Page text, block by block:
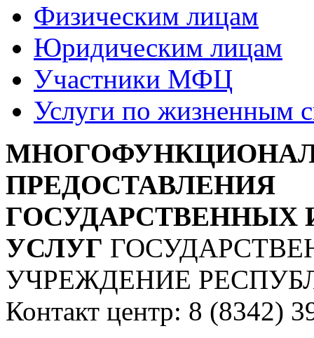
Физическим лицам
Юридическим лицам
Участники МФЦ
Услуги по жизненным
ПРЕДОСТАВЛЕНИЯ
УСЛУГ
УЧРЕЖДЕНИЕ
Контакт центр: 8 (8342)